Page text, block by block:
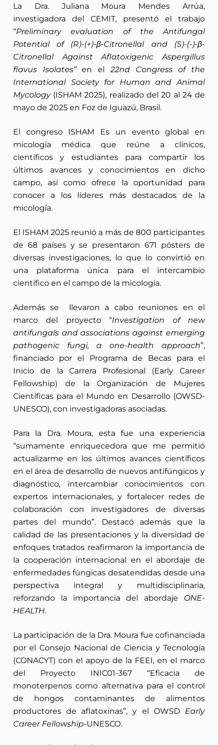
La Dra. Juliana Moura Mendes Arrúa,
investigadora del CEMIT, presentó el trabajo
“Preliminary evaluation of the Antifungal
Potential of (R)-(+)-β-Citronellal and (S)-(-)-β-
Citronellal Against Aflatoxigenic Aspergillus
flavus Isolates”en el 22nd Congress of the
International Society for Human and Animal
Mycology (ISHAM 2025), realizado del 20 al 24 de
mayo de 2025 en Foz de Iguazú, Brasil.
El congreso ISHAM Es un evento global en
micología médica que reúne a clínicos,
científicos y estudiantes para compartir los
últimos avances y conocimientos en dicho
campo, así como ofrece la oportunidad para
conocer a los líderes más destacados de la
micología.
El ISHAM 2025 reunió a más de 800 participantes
de 68 países y se presentaron 671 pósters de
diversas investigaciones, lo que lo convirtió en
una plataforma única para el intercambio
científico en el campo de la micología.
Además se llevaron a cabo reuniones en el
marco del proyecto “Investigation of new
antifungals and associations against emerging
pathogenic fungi, a one-health approach”,
financiado por el Programa de Becas para el
Inicio de la Carrera Profesional (Early Career
Fellowship) de la Organización de Mujeres
Científicas para el Mundo en Desarrollo (OWSD-
UNESCO), con investigadoras asociadas.
Para la Dra. Moura, esta fue una experiencia
“sumamente enriquecedora que me permitió
actualizarme en los últimos avances científicos
en el área de desarrollo de nuevos antifúngicos y
diagnóstico, intercambiar conocimientos con
expertos internacionales, y fortalecer redes de
colaboración con investigadores de diversas
partes del mundo”. Destacó además que la
calidad de las presentaciones y la diversidad de
enfoques tratados reafirmaron la importancia de
la cooperación internacional en el abordaje de
enfermedades fúngicas desatendidas desde una
perspectiva integral y multidisciplinaria,
reforzando la importancia del abordaje ONE-
HEALTH.
La participación de la Dra. Moura fue cofinanciada
por el Consejo Nacional de Ciencia y Tecnología
(CONACYT) con el apoyo de la FEEI, en el marco
del Proyecto INIC01-367 “Eficacia de
monoterpenos como alternativa para el control
de hongos contaminantes de alimentos
productores de aflatoxinas”, y el OWSD Early
Career Fellowship-UNESCO.